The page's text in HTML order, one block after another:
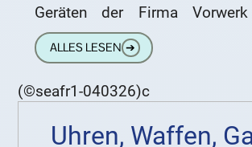
Geräten der Firma Vorwerk
werden. So zumindest wird
Internet behauptet. Mal
ALLES LESEN ➔
(©seafr1-040326)c
Uhren, Waffen,